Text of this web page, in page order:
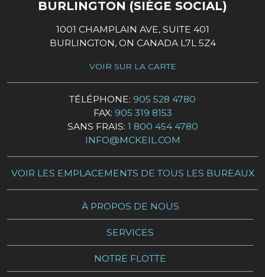
BURLINGTON (SIÈGE SOCIAL)
1001 CHAMPLAIN AVE, SUITE 401
BURLINGTON, ON CANADA L7L 5Z4
VOIR SUR LA CARTE
TÉLÉPHONE: 905 528 4780
FAX: 905 319 8153
SANS FRAIS: 1 800 454 4780
INFO@MCKEIL.COM
VOIR LES EMPLACEMENTS DE TOUS LES BUREAUX
À PROPOS DE NOUS
SERVICES
NOTRE FLOTTE